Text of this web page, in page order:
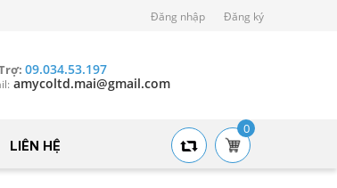
Đăng nhập Đăng ký
09.034.53.197
amycoltd.mai@gmail.com
LIÊN HỆ
0